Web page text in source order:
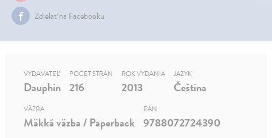
Zdielať na Facebooku
VYDAVATEĽ
Dauphin
POČET STRÁN
216
ROK VYDANIA
2013
JAZYK
Čeština
VÄZBA
Mäkká väzba / Paperback
EAN
9788072724390